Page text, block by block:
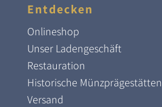
Entdecken
Onlineshop
Unser Ladengeschäft
Restauration
Historische Münzprägestätten
Versand